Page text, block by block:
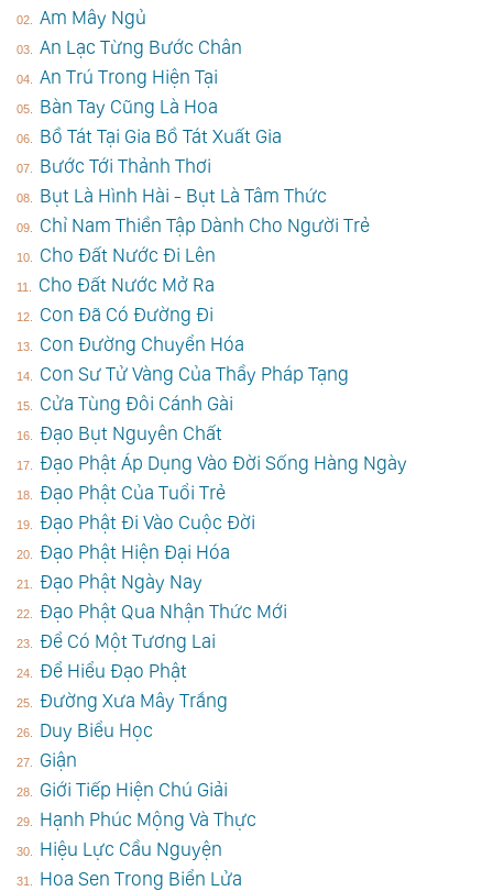
Am Mây Ngủ
An Lạc Từng Bước Chân
An Trú Trong Hiện Tại
Bàn Tay Cũng Là Hoa
Bồ Tát Tại Gia Bồ Tát Xuất Gia
Bước Tới Thảnh Thơi
Bụt Là Hình Hài - Bụt Là Tâm Thức
Chỉ Nam Thiền Tập Dành Cho Người Trẻ
Cho Đất Nước Đi Lên
Cho Đất Nước Mở Ra
Con Đã Có Đường Đi
Con Đường Chuyển Hóa
Con Sư Tử Vàng Của Thầy Pháp Tạng
Cửa Tùng Đôi Cánh Gài
Đạo Bụt Nguyên Chất
Đạo Phật Áp Dụng Vào Đời Sống Hàng Ngày
Đạo Phật Của Tuổi Trẻ
Đạo Phật Đi Vào Cuộc Đời
Đạo Phật Hiện Đại Hóa
Đạo Phật Ngày Nay
Đạo Phật Qua Nhận Thức Mới
Để Có Một Tương Lai
Để Hiểu Đạo Phật
Đường Xưa Mây Trắng
Duy Biểu Học
Giận
Giới Tiếp Hiện Chú Giải
Hạnh Phúc Mộng Và Thực
Hiệu Lực Cầu Nguyện
Hoa Sen Trong Biển Lửa